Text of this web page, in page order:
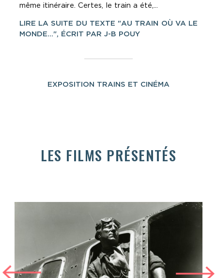
même itinéraire. Certes, le train a été,...
LIRE LA SUITE DU TEXTE "AU TRAIN OÙ VA LE
MONDE...", ÉCRIT PAR J-B POUY
EXPOSITION TRAINS ET CINÉMA
LES FILMS PRÉSENTÉS